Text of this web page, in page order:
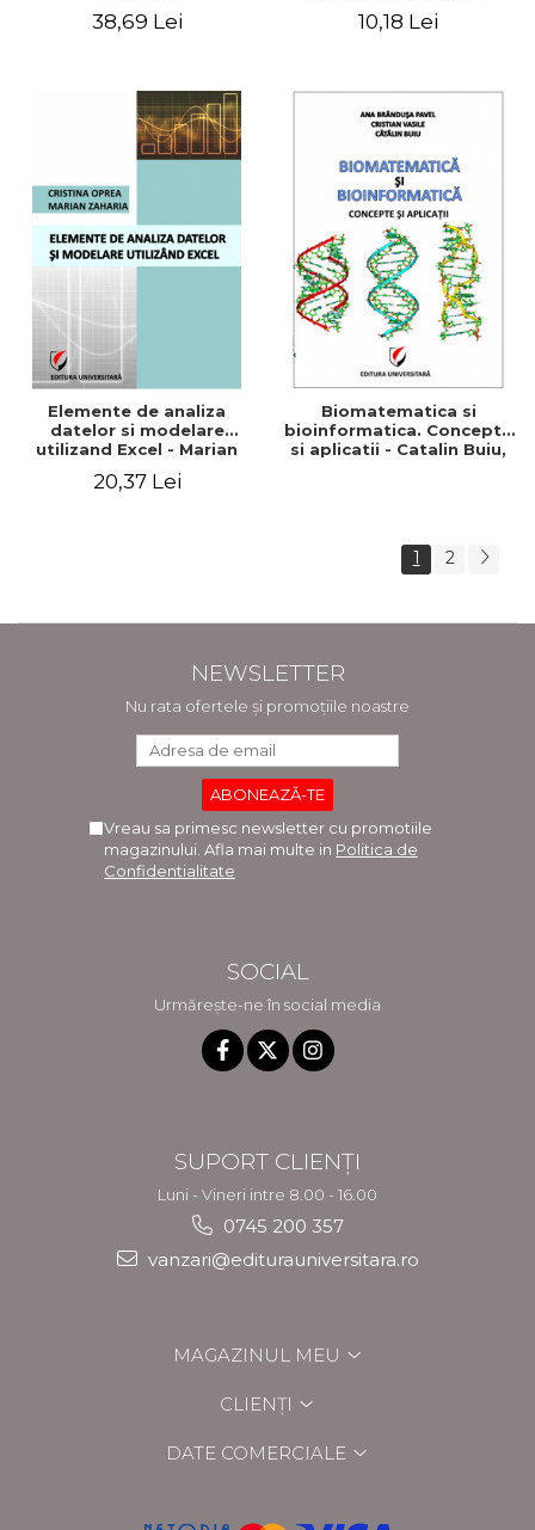
38,69 Lei 10,18 Lei
Elemente de analiza
datelor si modelare
utilizand Excel - Marian
20,37 Lei
Biomatematica si
bioinformatica. Concepte
si aplicatii - Catalin Buiu,
1 2
NEWSLETTER
Nu rata ofertele și promoțiile noastre
Vreau sa primesc newsletter cu promotiile
magazinului. Afla mai multe in Politica de
Confidentialitate
SOCIAL
Urmărește-ne în social media
SUPORT CLIENȚI
Luni - Vineri intre 8.00 - 16.00
0745 200 357
vanzari@editurauniversitara.ro
MAGAZINUL MEU
CLIENȚI
DATE COMERCIALE